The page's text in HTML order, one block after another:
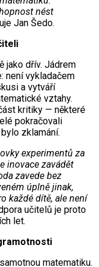
nést
Jan Šedo.
jako dřív. Jádrem
není vykladačem
a vytváří
vztahy.
kritiky — některé
pokračovali
zklamání.
experimentů za
inovace zavádět
zavede bez
úplně jinak,
každé dítě, ale není
učitelů je proto
let.
matematiku.